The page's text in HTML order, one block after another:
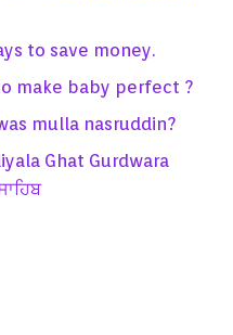
to save money.
to make baby perfect ?
was mulla nasruddin?
Ghat Gurdwara